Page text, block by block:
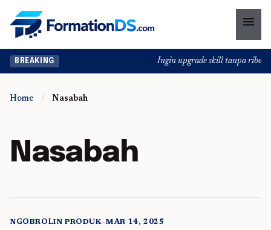
menu
BREAKING Ingin upgrade skill tanpa ribet?
Home / Nasabah
Nasabah
NGOBROLIN PRODUK•MAR 14, 2025